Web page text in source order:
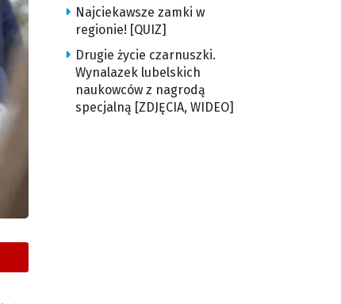
Najciekawsze zamki w
regionie! [QUIZ]
Drugie życie czarnuszki.
Wynalazek lubelskich
naukowców z nagrodą
specjalną [ZDJĘCIA, WIDEO]